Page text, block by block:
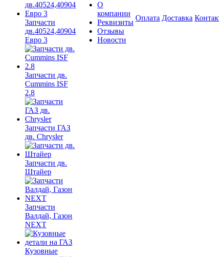
Запчасти
дв.40524,40904
Евро 3
Запчасти дв.
Cummins ISF
2.8
Запчасти ГАЗ
дв. Chrysler
Запчасти дв.
Штайер
Запчасти
Валдай, Газон
NEXT
Кузовные
О
компании
Реквизиты
Отзывы
Новости
Оплата Доставка